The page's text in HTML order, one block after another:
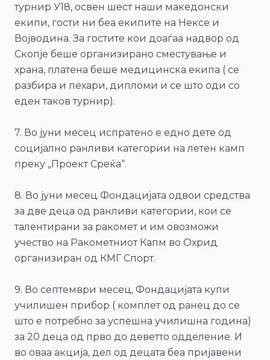
турнир У18, освен шест наши македонски
екипи, гости ни беа екипите на Нексе и
Војводина. За гостите кои доаѓаа надвор од
Скопје беше организирано сместување и
храна, платена беше медицинска екипа ( се
разбира и пехари, дипломи и се што оди со
еден таков турнир).
7. Во јуни месец испратено е едно дете од
социјално ранливи категории на летен камп
преку „Проект Среќа“.
8. Во јуни месец Фондацијата одвои средства
за две деца од ранливи категории, кои се
талентирани за ракомет и им овозможи
учество на Ракометниот Капм во Охрид
организиран од КМГ Спорт.
9. Во септември месец, Фондацијата купи
училишен прибор ( комплет од ранец до се
што е потребно за успешна училишна година)
за 20 деца од прво до деветто одделение. И
во оваа акција, дел од децата беа пријавени